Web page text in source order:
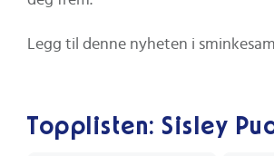
Legg til denne nyheten i
Topplisten: Sisley